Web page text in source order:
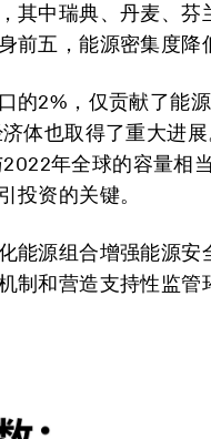
其中瑞典、丹麦、芬
前五，能源密集度降
的2%，仅贡献了能
体也取得了重大进
年全球的容量相
投资的关键。
能源组合增强能源安
制和营造支持性监管